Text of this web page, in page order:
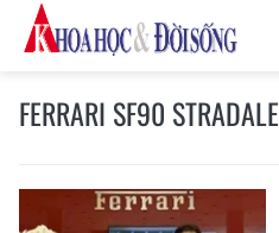
FERRARI SF90 STRADALE